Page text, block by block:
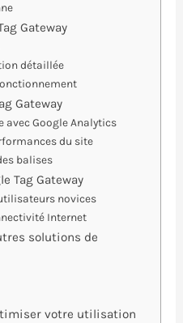
Gateway
détaillée
Gateway
Google Analytics
du site
balises
Tag Gateway
novices
Internet
solutions de
votre utilisation